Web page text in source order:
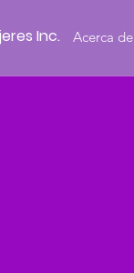
Acerca de
Inc.